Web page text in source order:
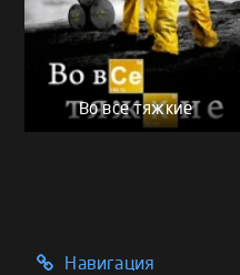
Во все тяжкие
Навигация